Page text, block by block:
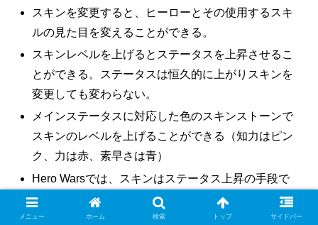
Ishmael
Jet 8 12
Jhu
Jorgen
Judge
10.5
(1)
19.5
スキンを変更すると、ヒーローとその使用するスキ
ルの見た目を変えることができる。
スキンレベルを上げるとステータスを上昇させるこ
とができる。ステータスは恒久的に上がりスキンを
変更しても変わらない。
メインステータスに対応した色のスキンストーンで
スキンのレベルを上げることができる（知力はピン
ク、力は赤、素早さは青）
Hero Warsでは、スキンはステータス上昇の手段で
す。
メニュー ホーム 検索 トップ サイドバー